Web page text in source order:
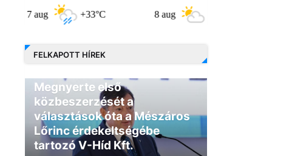
+33°C +31°C
FELKAPOTT HÍREK
Megnyerte első
közbeszerzését a
választások óta a Mészáros
Lőrinc érdekeltségébe
tartozó V-Híd Kft.